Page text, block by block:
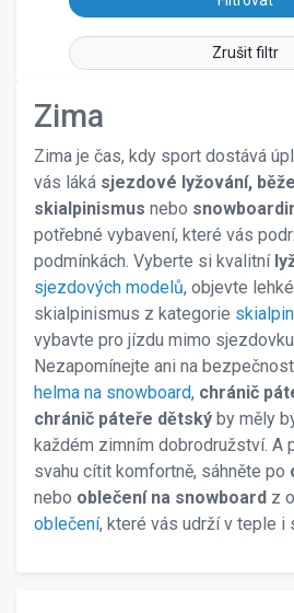
SKIVO
SPORTEN
SPYDER
TECNICA
Toko
VAN DEER
VAUHTI
VOLKL
26
27
30
33
34
35
36
37
37,5
38
38,5
39
40
41
41,5
42
42,5
43
44
Zrušit filtr
Zima
Zima je čas, kdy sport dostává
vás láká sjezdové lyžování,
skialpinismus nebo
potřebné vybavení, které vás
podmínkách. Vyberte si kvalitní
sjezdových modelů, objevte
skialpinismus z kategorie
vybavte pro jízdu mimo
Nezapomínejte ani na
helma na snowboard, chránič
chránič páteře dětský by měly
každém zimním dobrodružství. A
svahu cítit komfortně, sáhněte po
nebo oblečení na snowboard z
oblečení, které vás udrží v teple i